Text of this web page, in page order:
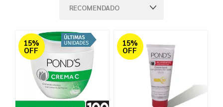
15%
OFF
15%
OFF